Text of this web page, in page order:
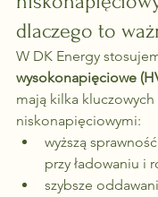
dlaczego to
W DK Energy
wysokonapięciowe
mają kilka
niskonapięciowymi:
wyższą
przy ładowaniu i
szybsze